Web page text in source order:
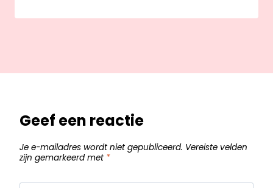
Geef een reactie
Je e-mailadres wordt niet gepubliceerd. Vereiste velden
zijn gemarkeerd met *